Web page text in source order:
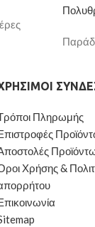
Πληρωμής
Χρήσης &